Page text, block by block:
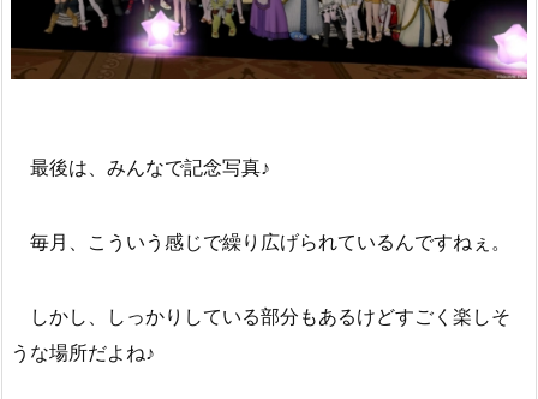
最後は、みんなで記念写真♪
毎月、こういう感じで繰り広げられているんですねぇ。
しかし、しっかりしている部分もあるけどすごく楽しそ
うな場所だよね♪